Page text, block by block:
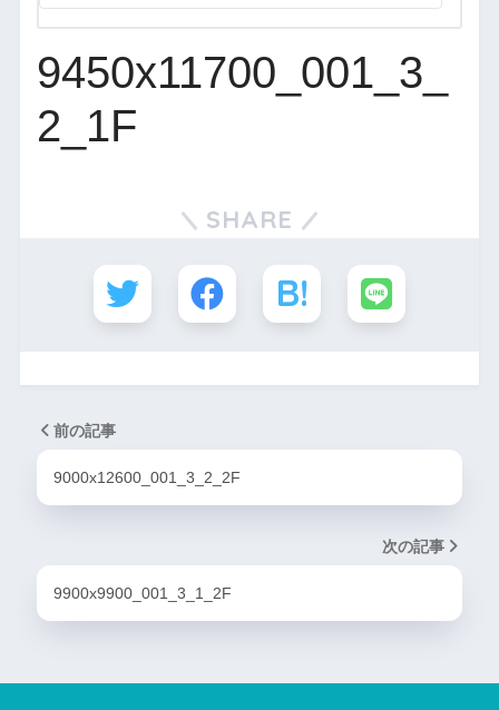
9450x11700_001_3_
2_1F
SHARE
前の記事
9000x12600_001_3_2_2F
次の記事
9900x9900_001_3_1_2F